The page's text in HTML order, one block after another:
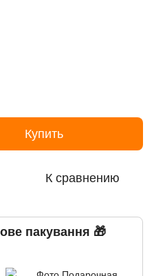
Купить
К сравнению
пакування 🎁